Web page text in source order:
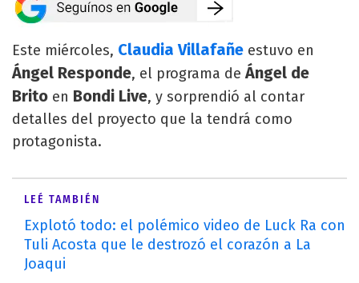
Este miércoles, Claudia Villafañe estuvo en
Ángel Responde, el programa deÁngel de
Brito en Bondi Live, y sorprendió al contar
detalles del proyecto que la tendrá como
protagonista.
LEÉ TAMBIÉN
Explotó todo: el polémico video de Luck Ra con
Tuli Acosta que le destrozó el corazón a La
Joaqui